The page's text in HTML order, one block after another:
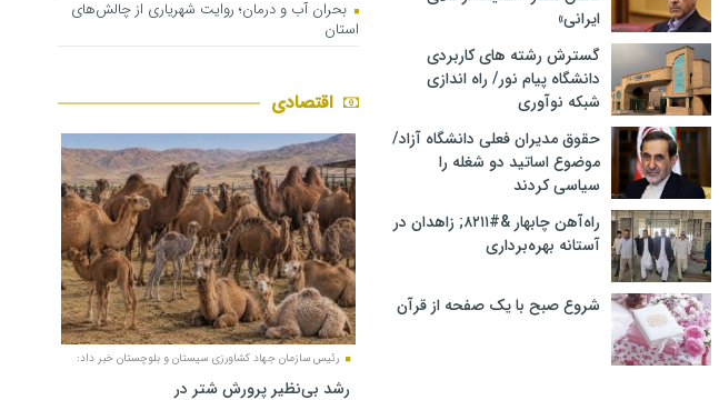
ایرانی»
گسترش رشته های کاربردی
دانشگاه پیام نور/ راه اندازی
شبکه نوآوری
حقوق مدیران فعلی دانشگاه آزاد/
موضوع اساتید دو شغله را
سیاسی کردند
راه‌آهن چابهار &#۸۲۱۱; زاهدان در
آستانه بهره‌برداری
شروع صبح با یک صفحه از قرآن
بحران آب و درمان؛ روایت شهریاری از چالش‌های
استان
اقتصادی
رئیس سازمان جهاد کشاورزی سیستان و بلوچستان خبر داد:
رشد بی‌نظیر پرورش شتر در